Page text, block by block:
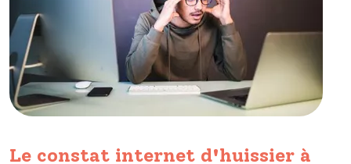
Le constat internet d'huissier à